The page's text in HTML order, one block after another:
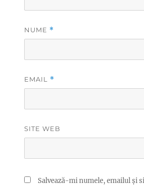
NUME *
EMAIL *
SITE WEB
Salvează-mi numele, emailul și